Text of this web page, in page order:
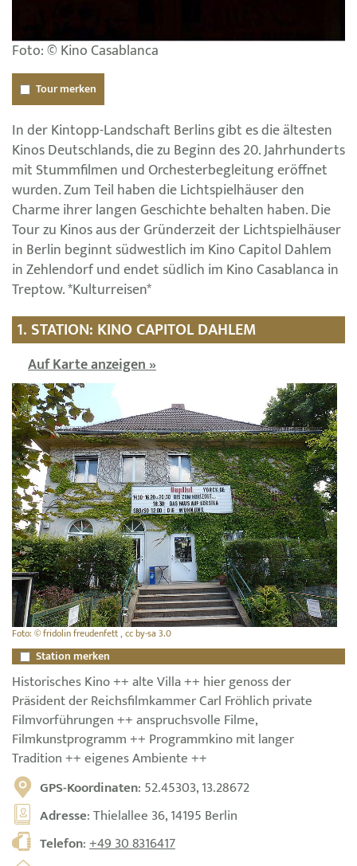
Foto: © Kino Casablanca
Tour merken
In der Kintopp-Landschaft Berlins gibt es die ältesten
Kinos Deutschlands, die zu Beginn des 20. Jahrhunderts
mit Stummfilmen und Orchesterbegleitung eröffnet
wurden. Zum Teil haben die Lichtspielhäuser den
Charme ihrer langen Geschichte behalten haben. Die
Tour zu Kinos aus der Gründerzeit der Lichtspielhäuser
in Berlin beginnt südwestlich im Kino Capitol Dahlem
in Zehlendorf und endet südlich im Kino Casablanca in
Treptow. *Kulturreisen*
1. STATION: KINO CAPITOL DAHLEM
Auf Karte anzeigen »
Foto: © fridolin freudenfett , cc by-sa 3.0
Station merken
Historisches Kino ++ alte Villa ++ hier genoss der
Präsident der Reichsfilmkammer Carl Fröhlich private
Filmvorführungen ++ anspruchsvolle Filme,
Filmkunstprogramm ++ Programmkino mit langer
Tradition ++ eigenes Ambiente ++
GPS-Koordinaten: 52.45303, 13.28672
Adresse: Thielallee 36, 14195 Berlin
Telefon:+49 30 8316417